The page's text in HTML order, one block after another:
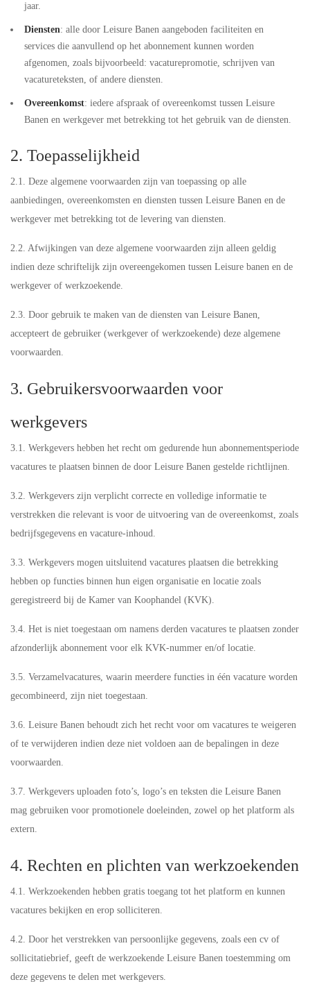
jaar.
Diensten: alle door Leisure Banen aangeboden faciliteiten en
services die aanvullend op het abonnement kunnen worden
afgenomen, zoals bijvoorbeeld: vacaturepromotie, schrijven van
vacatureteksten, of andere diensten.
Overeenkomst: iedere afspraak of overeenkomst tussen Leisure
Banen en werkgever met betrekking tot het gebruik van de diensten.
2. Toepasselijkheid
2.1. Deze algemene voorwaarden zijn van toepassing op alle
aanbiedingen, overeenkomsten en diensten tussen Leisure Banen en de
werkgever met betrekking tot de levering van diensten.
2.2. Afwijkingen van deze algemene voorwaarden zijn alleen geldig
indien deze schriftelijk zijn overeengekomen tussen Leisure banen en de
werkgever of werkzoekende.
2.3. Door gebruik te maken van de diensten van Leisure Banen,
accepteert de gebruiker (werkgever of werkzoekende) deze algemene
voorwaarden.
3. Gebruikersvoorwaarden voor
werkgevers
3.1. Werkgevers hebben het recht om gedurende hun abonnementsperiode
vacatures te plaatsen binnen de door Leisure Banen gestelde richtlijnen.
3.2. Werkgevers zijn verplicht correcte en volledige informatie te
verstrekken die relevant is voor de uitvoering van de overeenkomst, zoals
bedrijfsgegevens en vacature-inhoud.
3.3. Werkgevers mogen uitsluitend vacatures plaatsen die betrekking
hebben op functies binnen hun eigen organisatie en locatie zoals
geregistreerd bij de Kamer van Koophandel (KVK).
3.4. Het is niet toegestaan om namens derden vacatures te plaatsen zonder
afzonderlijk abonnement voor elk KVK-nummer en/of locatie.
3.5. Verzamelvacatures, waarin meerdere functies in één vacature worden
gecombineerd, zijn niet toegestaan.
3.6. Leisure Banen behoudt zich het recht voor om vacatures te weigeren
of te verwijderen indien deze niet voldoen aan de bepalingen in deze
voorwaarden.
3.7. Werkgevers uploaden foto’s, logo’s en teksten die Leisure Banen
mag gebruiken voor promotionele doeleinden, zowel op het platform als
extern.
4. Rechten en plichten van werkzoekenden
4.1. Werkzoekenden hebben gratis toegang tot het platform en kunnen
vacatures bekijken en erop solliciteren.
4.2. Door het verstrekken van persoonlijke gegevens, zoals een cv of
sollicitatiebrief, geeft de werkzoekende Leisure Banen toestemming om
deze gegevens te delen met werkgevers.